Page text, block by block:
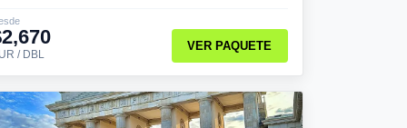
/ DBL
VER PAQUETE